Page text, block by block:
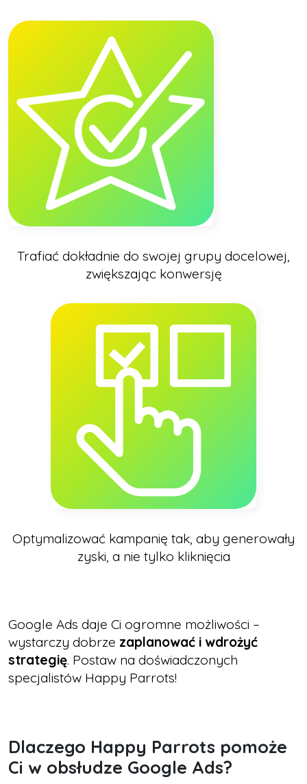
Trafiać dokładnie do swojej grupy docelowej,
zwiększając konwersję
Optymalizować kampanię tak, aby generowały
zyski, a nie tylko kliknięcia
Google Ads daje Ci ogromne możliwości –
wystarczy dobrze zaplanować i wdrożyć
strategię. Postaw na doświadczonych
specjalistów Happy Parrots!
Dlaczego Happy Parrots pomoże
Ci w obsłudze Google Ads?